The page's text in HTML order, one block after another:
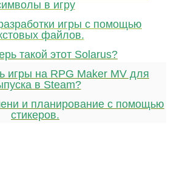
в игру
игры с помощью
файлов.
такой этот Solarus?
игры на RPG Maker MV для
в Steam?
и планирование с помощью
стикеров.